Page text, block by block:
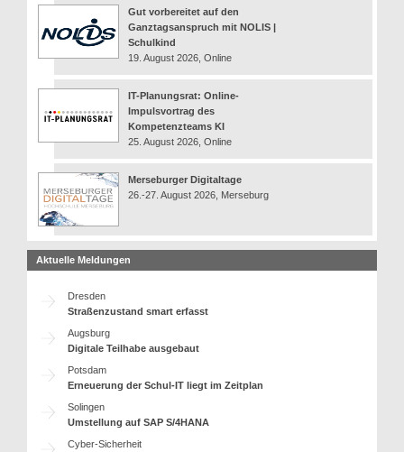
Gut vorbereitet auf den
Ganztagsanspruch mit NOLIS |
Schulkind
19. August 2026, Online
IT-Planungsrat: Online-
Impulsvortrag des
Kompetenzteams KI
25. August 2026, Online
Merseburger Digitaltage
26.-27. August 2026, Merseburg
Aktuelle Meldungen
Dresden
Straßenzustand smart erfasst
Augsburg
Digitale Teilhabe ausgebaut
Potsdam
Erneuerung der Schul-IT liegt im Zeitplan
Solingen
Umstellung auf SAP S/4HANA
Cyber-Sicherheit